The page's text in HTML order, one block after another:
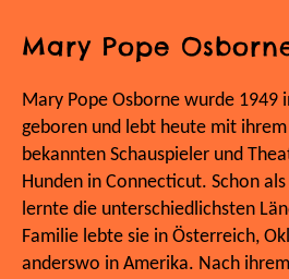
Mary Pope
Mary Pope Osborne wurde 1949
geboren und lebt heute mit
bekannten Schauspieler und
Hunden in Connecticut. Schon
lernte die unterschiedlichsten
Familie lebte sie in Österreich,
anderswo in Amerika. Nach